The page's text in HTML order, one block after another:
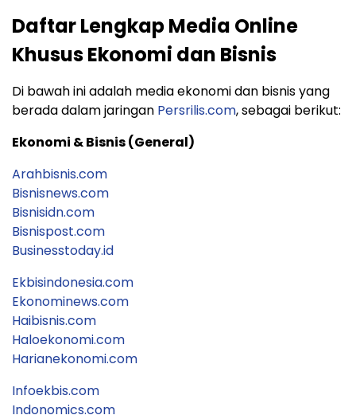
Daftar Lengkap Media Online
Khusus Ekonomi dan Bisnis
Di bawah ini adalah media ekonomi dan bisnis yang
berada dalam jaringan Persrilis.com, sebagai berikut:
Ekonomi & Bisnis (General)
Arahbisnis.com
Bisnisnews.com
Bisnisidn.com
Bisnispost.com
Businesstoday.id
Ekbisindonesia.com
Ekonominews.com
Haibisnis.com
Haloekonomi.com
Harianekonomi.com
Infoekbis.com
Indonomics.com